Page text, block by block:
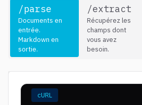
/parse
Documents en
entrée.
Markdown en
sortie.
/extract
Récupérez les
champs dont
vous avez
besoin.
cURL